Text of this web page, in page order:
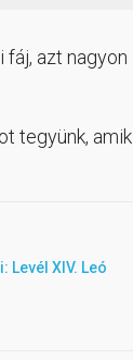
fáj, azt nagyon
tegyünk, amik
XIV. Leó